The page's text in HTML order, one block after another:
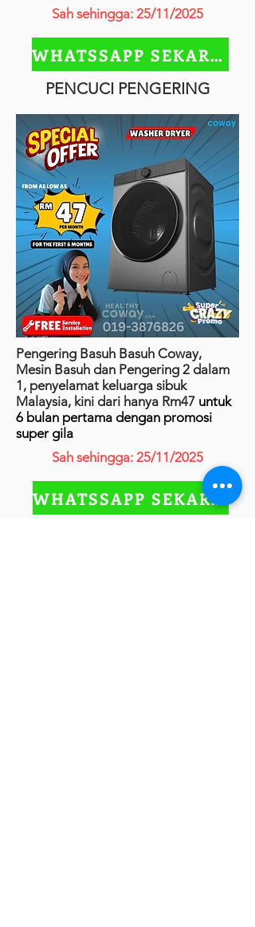
Sah sehingga: 25/11/2025
WHATSSAPP SEKARANG
PENCUCI PENGERING
Pengering Basuh Basuh Coway,
Mesin Basuh dan Pengering 2 dalam
1, penyelamat keluarga sibuk
Malaysia, kini dari hanya Rm47 untuk
6 bulan pertama dengan promosi
super gila
Sah sehingga: 25/11/2025
WHATSSAPP SEKARANG